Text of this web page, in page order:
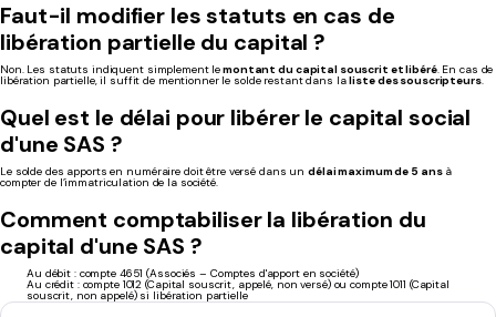
Faut-il modifier les statuts en cas de
libération partielle du capital ?
Non. Les statuts indiquent simplement lemontant du capital souscrit et libéré. En cas de
libération partielle, il suffit de mentionner le solde restant dans laliste des souscripteurs.
Quel est le délai pour libérer le capital social
d'une SAS ?
Le solde des apports en numéraire doit être versé dans undélai maximum de 5 ansà
compter de l’immatriculation de la société.
Comment comptabiliser la libération du
capital d'une SAS ?
Au débit : compte 4651 (Associés – Comptes d'apport en société)
Au crédit : compte 1012 (Capital souscrit, appelé, non versé) ou compte 1011 (Capital
souscrit, non appelé) si libération partielle